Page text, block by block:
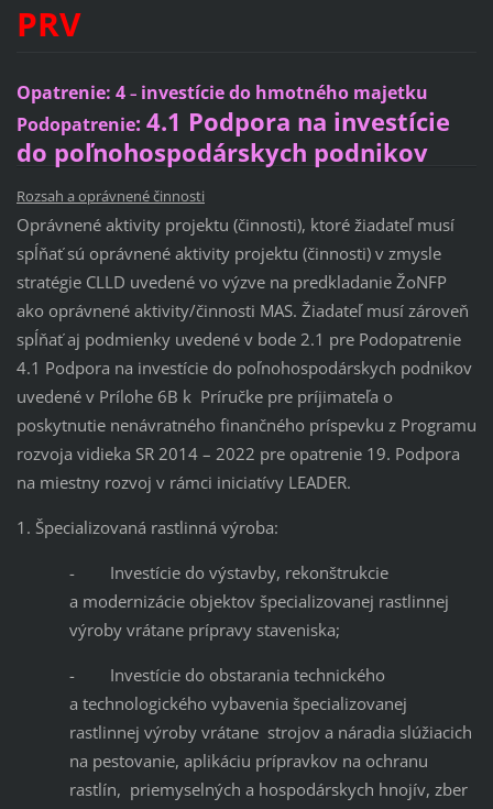
PRV
Opatrenie: 4 – investície do hmotného majetku
Podopatrenie: 4.1 Podpora na investície
do poľnohospodárskych podnikov
Rozsah a oprávnené činnosti
Oprávnené aktivity projektu (činnosti), ktoré žiadateľ musí
spĺňať sú oprávnené aktivity projektu (činnosti) v zmysle
stratégie CLLD uvedené vo výzve na predkladanie ŽoNFP
ako oprávnené aktivity/činnosti MAS. Žiadateľ musí zároveň
spĺňať aj podmienky uvedené v bode 2.1 pre Podopatrenie
4.1 Podpora na investície do poľnohospodárskych podnikov
uvedené v Prílohe 6B k Príručke pre príjimateľa o
poskytnutie nenávratného finančného príspevku z Programu
rozvoja vidieka SR 2014 – 2022 pre opatrenie 19. Podpora
na miestny rozvoj v rámci iniciatívy LEADER.
1. Špecializovaná rastlinná výroba:
- Investície do výstavby, rekonštrukcie
a modernizácie objektov špecializovanej rastlinnej
výroby vrátane prípravy staveniska;
- Investície do obstarania technického
a technologického vybavenia špecializovanej
rastlinnej výroby vrátane strojov a náradia slúžiacich
na pestovanie, aplikáciu prípravkov na ochranu
rastlín, priemyselných a hospodárskych hnojív, zber